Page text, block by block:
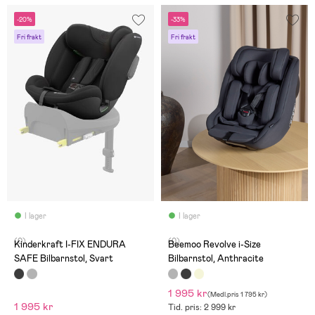
-20%
Fri frakt
I lager
(0)
Kinderkraft I-FIX ENDURA
SAFE Bilbarnstol, Svart
1 995 kr
-33%
Fri frakt
I lager
(0)
Beemoo Revolve i-Size
Bilbarnstol, Anthracite
1 995 kr(Medl.pris 1 795 kr)
Tid. pris: 2 999 kr